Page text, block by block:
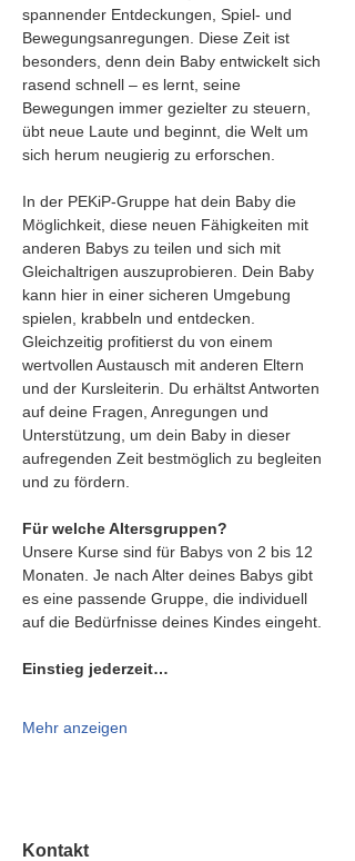
spannender Entdeckungen, Spiel- und
Bewegungsanregungen. Diese Zeit ist
besonders, denn dein Baby entwickelt sich
rasend schnell – es lernt, seine
Bewegungen immer gezielter zu steuern,
übt neue Laute und beginnt, die Welt um
sich herum neugierig zu erforschen.
In der PEKiP-Gruppe hat dein Baby die
Möglichkeit, diese neuen Fähigkeiten mit
anderen Babys zu teilen und sich mit
Gleichaltrigen auszuprobieren. Dein Baby
kann hier in einer sicheren Umgebung
spielen, krabbeln und entdecken.
Gleichzeitig profitierst du von einem
wertvollen Austausch mit anderen Eltern
und der Kursleiterin. Du erhältst Antworten
auf deine Fragen, Anregungen und
Unterstützung, um dein Baby in dieser
aufregenden Zeit bestmöglich zu begleiten
und zu fördern.
Für welche Altersgruppen?
Unsere Kurse sind für Babys von 2 bis 12
Monaten. Je nach Alter deines Babys gibt
es eine passende Gruppe, die individuell
auf die Bedürfnisse deines Kindes eingeht.
Einstieg jederzeit…
Mehr anzeigen
Kontakt